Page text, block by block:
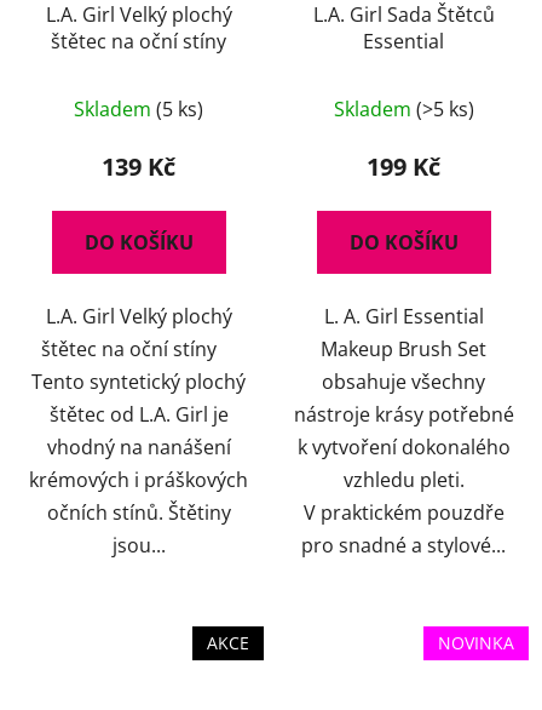
L.A. Girl Velký plochý
štětec na oční stíny
Skladem (5 ks)
139 Kč
DO KOŠÍKU
L.A. Girl Velký plochý
štětec na oční stíny
Tento syntetický plochý
štětec od L.A. Girl je
vhodný na nanášení
krémových i práškových
očních stínů. Štětiny
jsou...
L.A. Girl Sada Štětců
Essential
Skladem (>5 ks)
199 Kč
DO KOŠÍKU
L. A. Girl Essential
Makeup Brush Set
obsahuje všechny
nástroje krásy potřebné
k vytvoření dokonalého
vzhledu pleti.
V praktickém pouzdře
pro snadné a stylové...
AKCE NOVINKA